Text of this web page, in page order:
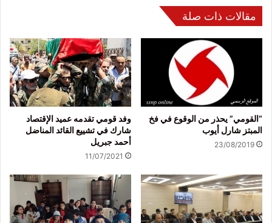
مقالات ذات صلة
“القومي” يحذر من الوقوع في فخ
المبتز شارل أيوب
23/08/2019
وفد قومي تقدمه عميد الإقتصاد
شارك في تشييع القائد المناضل
أحمد جبريل
11/07/2021